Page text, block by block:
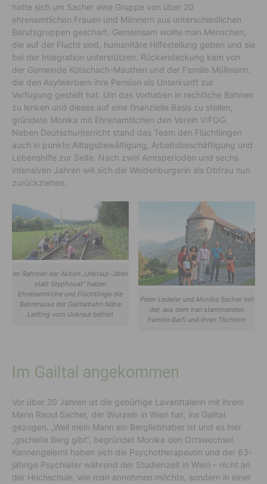
hatte sich um Sacher eine Gruppe von über 20
ehrenamtlichen Frauen und Männern aus unterschiedlichen
Berufsgruppen geschart. Gemeinsam wollte man Menschen,
die auf der Flucht sind, humanitäre Hilfestellung geben und sie
bei der Integration unterstützen. Rückendeckung kam von
der Gemeinde Kötschach-Mauthen und der Familie Müllmann,
die den Asylwerbern ihre Pension als Unterkunft zur
Verfügung gestellt hat. Um das Vorhaben in rechtliche Bahnen
zu lenken und dieses auf eine finanzielle Basis zu stellen,
gründete Monika mit Ehrenamtlichen den Verein VIFOG.
Neben Deutschunterricht stand das Team den Flüchtlingen
auch in punkto Alltagsbewältigung, Arbeitsbeschäftigung und
Lebenshilfe zur Seite. Nach zwei Amtsperioden und sechs
intensiven Jahren will sich die Weidenburgerin als Obfrau nun
zurückziehen.
Im Rahmen der Aktion „Unkraut-Jäten
statt Glyphosat“ haben
Ehrenamtliche und Flüchtlinge die
Bahntrasse der Gailtalbahn Nähe
Leifling vom Unkraut befreit
Peter Lederer und Monika Sacher mit
der, aus dem Iran stammenden
Familie Barfi und ihren Töchtern
Im Gailtal angekommen
Vor über 20 Jahren ist die gebürtige Lavanttalerin mit ihrem
Mann Raoul Sacher, der Wurzeln in Wien hat, ins Gailtal
gezogen. „Weil mein Mann ein Bergliebhaber ist und es hier
„gscheite Berg gibt“, begründet Monika den Ortswechsel.
Kennengelernt haben sich die Psychotherapeutin und der 63-
jährige Psychiater während der Studienzeit in Wien – nicht an
der Hochschule, wie man annehmen möchte, sondern in einer